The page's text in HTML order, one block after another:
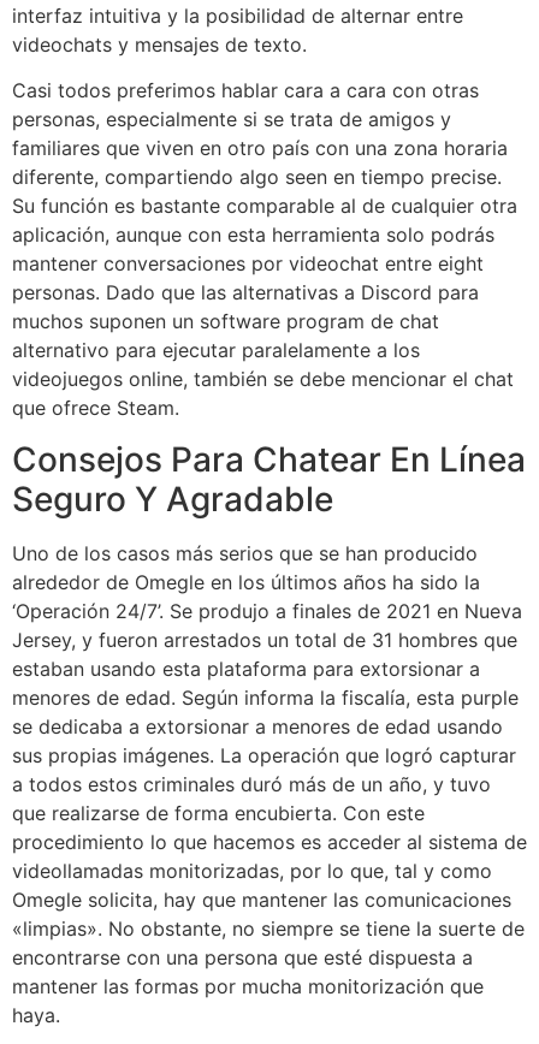
interfaz intuitiva y la posibilidad de alternar entre
videochats y mensajes de texto.
Casi todos preferimos hablar cara a cara con otras
personas, especialmente si se trata de amigos y
familiares que viven en otro país con una zona horaria
diferente, compartiendo algo seen en tiempo precise.
Su función es bastante comparable al de cualquier otra
aplicación, aunque con esta herramienta solo podrás
mantener conversaciones por videochat entre eight
personas. Dado que las alternativas a Discord para
muchos suponen un software program de chat
alternativo para ejecutar paralelamente a los
videojuegos online, también se debe mencionar el chat
que ofrece Steam.
Consejos Para Chatear En Línea
Seguro Y Agradable
Uno de los casos más serios que se han producido
alrededor de Omegle en los últimos años ha sido la
‘Operación 24/7’. Se produjo a finales de 2021 en Nueva
Jersey, y fueron arrestados un total de 31 hombres que
estaban usando esta plataforma para extorsionar a
menores de edad. Según informa la fiscalía, esta purple
se dedicaba a extorsionar a menores de edad usando
sus propias imágenes. La operación que logró capturar
a todos estos criminales duró más de un año, y tuvo
que realizarse de forma encubierta. Con este
procedimiento lo que hacemos es acceder al sistema de
videollamadas monitorizadas, por lo que, tal y como
Omegle solicita, hay que mantener las comunicaciones
«limpias». No obstante, no siempre se tiene la suerte de
encontrarse con una persona que esté dispuesta a
mantener las formas por mucha monitorización que
haya.